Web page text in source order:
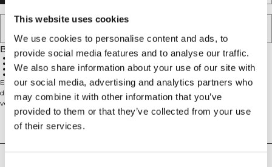
This website uses cookies
We use cookies to personalise content and ads, to
provide social media features and to analyse our traffic.
We also share information about your use of our site with
our social media, advertising and analytics partners who
may combine it with other information that you’ve
provided to them or that they’ve collected from your use
of their services.
Beskrivelse
80% bomuld, 20% rayon
Venstre bryst print
Regular pasform
Everyday Cotton T-shirt er et alsidigt valg til fitness, arbejde eller afslappende
dage hjemme. Med klassisk pasform og et mærkelogo med vægtstang på
venstre bryst er den lavet af en blød blanding af 80% bomuld og 20% rayon
for behagelig daglig brug.
Technical Aspects